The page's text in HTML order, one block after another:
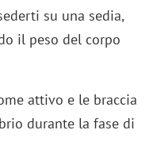
su una sedia,
il peso del corpo
attivo e le braccia
durante la fase di